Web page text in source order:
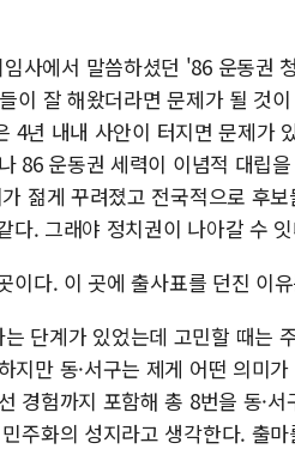
사에서 말씀하셨던 '86 운동권
이 잘 해왔더라면 문제가 될 것
4년 내내 사안이 터지면 문제가
86 운동권 세력이 이념적 대립
젊게 꾸려졌고 전국적으로 후
. 그래야 정치권이 나아갈 수
이다. 이 곳에 출사표를 던진 이
단계가 있었는데 고민할 때는
만 동·서구는 제게 어떤 의미
경험까지 포함해 총 8번을 동·서
주화의 성지라고 생각한다. 출마